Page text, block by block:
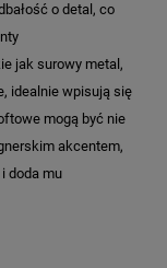
o detal, co
jak surowy metal,
idealnie wpisują się
mogą być nie
akcentem,
doda mu